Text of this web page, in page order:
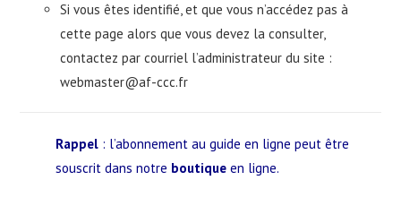
Si vous êtes identifié, et que vous n’accédez pas à
cette page alors que vous devez la consulter,
contactez par courriel l’administrateur du site :
webmaster@af-ccc.fr
Rappel : l’abonnement au guide en ligne peut être
souscrit dans notre boutique en ligne.